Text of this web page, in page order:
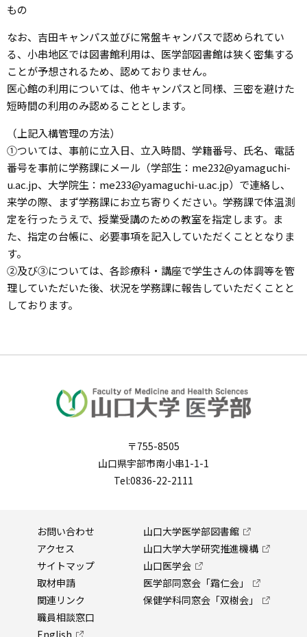
もの
なお、吉田キャンパス並びに常盤キャンパスで認められてい
る、小串地区では図書館利用は、医学部図書館は狭く密集する
ことが予想されるため、認めておりません。
医心館の利用については、他キャンパスと同様、三密を避けた
短時間の利用のみ認めることとします。
（上記入構管理の方法）
①ついては、事前に立入日、立入時間、学籍番号、氏名、電話
番号を事前に学務課にメール（学部生：me232@yamaguchi-
u.ac.jp、大学院生：me233@yamaguchi-u.ac.jp）で連絡し、
来学の際、まず学務課にお立ち寄りください。学務課で体温測
定を行ったうえで、授業受講のための教室を指定します。ま
た、指定の台帳に、必要事項を記入していただくこととなりま
す。
②及び③については、各診療科・講座で学生さんの体調等を管
理していただいた後、状況を学務課に報告していただくことと
しております。
〒755-8505
山口県宇部市南小串1-1-1
Tel:0836-22-2111
お問い合わせ
アクセス
サイトマップ
取材申請
関連リンク
職員相談窓口
山口大学医学部図書館
山口大学大学研究推進機構
山口医学会
医学部同窓会「霜仁会」
保健学科同窓会「双樹会」